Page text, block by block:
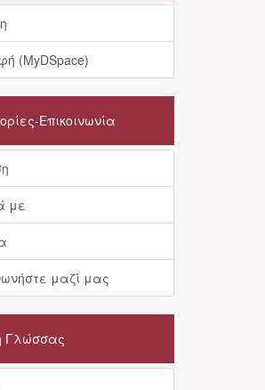
(MyDSpace)
Επικοινωνία
με
μαζί μας
Γλώσσας